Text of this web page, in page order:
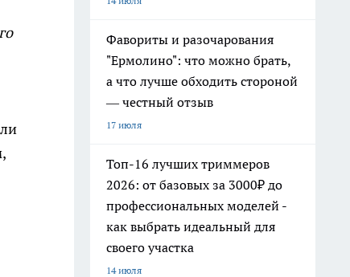
Фавориты и разочарования
"Ермолино": что можно брать,
а что лучше обходить стороной
— честный отзыв
17 июля
Топ-16 лучших триммеров
2026: от базовых за 3000₽ до
профессиональных моделей -
как выбрать идеальный для
своего участка
14 июля